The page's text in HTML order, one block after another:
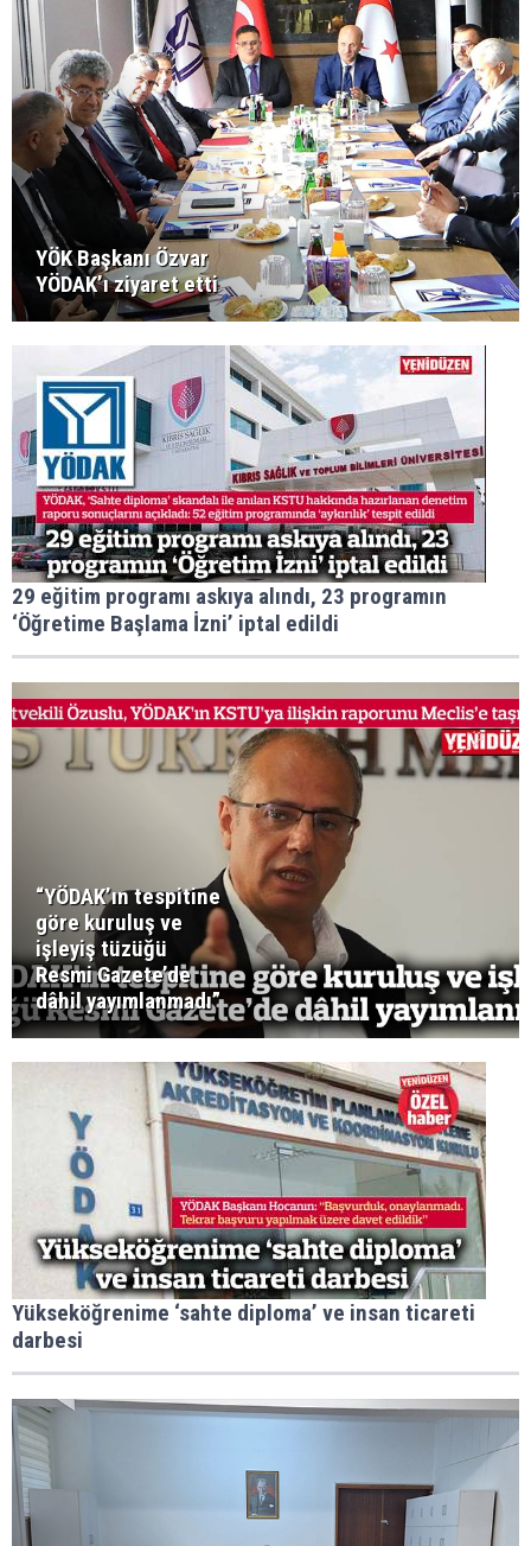
YÖK Başkanı Özvar
YÖDAK’ı ziyaret etti
29 eğitim programı askıya alındı, 23 programın
‘Öğretime Başlama İzni’ iptal edildi
“YÖDAK’ın tespitine
göre kuruluş ve
işleyiş tüzüğü
Resmi Gazete’de
dâhil yayımlanmadı”
Yükseköğrenime ‘sahte diploma’ ve insan ticareti
darbesi